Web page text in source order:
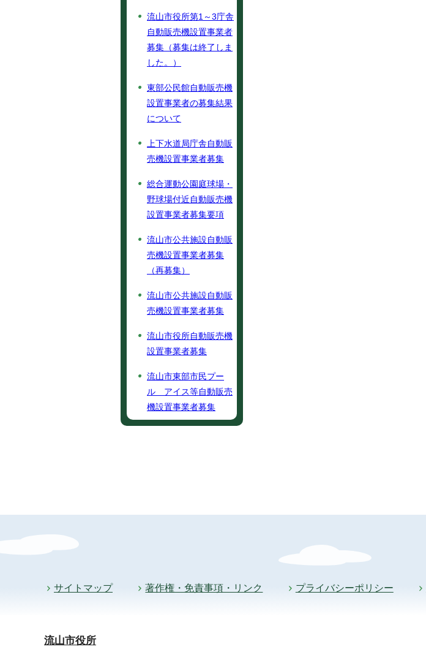
流山市役所第1～3庁舎
自動販売機設置事業者
募集（募集は終了しま
した。）
東部公民館自動販売機
設置事業者の募集結果
について
上下水道局庁舎自動販
売機設置事業者募集
総合運動公園庭球場・
野球場付近自動販売機
設置事業者募集要項
流山市公共施設自動販
売機設置事業者募集
（再募集）
流山市公共施設自動販
売機設置事業者募集
流山市役所自動販売機
設置事業者募集
流山市東部市民プー
ル アイス等自動販売
機設置事業者募集
サイトマップ 著作権・免責事項・リンク プライバシーポリシー
流山市役所